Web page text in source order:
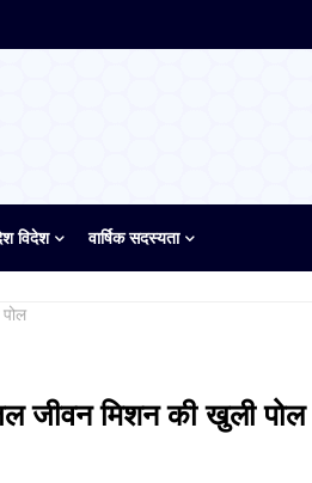
विदेश वार्षिक सदस्यता
जीवन मिशन की खुली पोल